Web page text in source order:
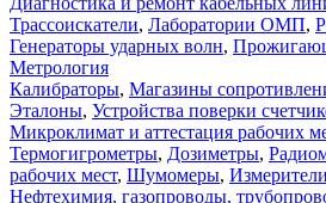
Трассоискатели, Лаборатории ОМП,
Генераторы ударных волн,
Метрология
Калибраторы, Магазины
Эталоны, Устройства поверки
Микроклимат и аттестация рабочих
Термогигрометры, Дозиметры,
рабочих мест, Шумомеры,
Нефтехимия, газопроводы,